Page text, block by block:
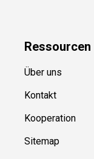
Ressourcen
Über uns
Kontakt
Kooperation
Sitemap